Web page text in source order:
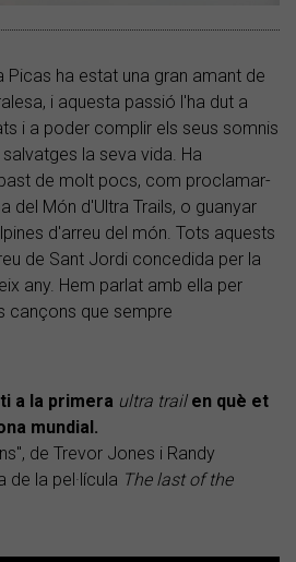
Picas ha estat una gran amant de
i aquesta passió l'ha dut a
i a poder complir els seus somnis
la seva vida. Ha
de molt pocs, com proclamar-
del Món d'Ultra Trails, o guanyar
d'arreu del món. Tots aquests
de Sant Jordi concedida per la
any. Hem parlat amb ella per
cançons que sempre
a la primera ultra trail en què et
mundial.
de Trevor Jones i Randy
de la pel·lícula The last of the